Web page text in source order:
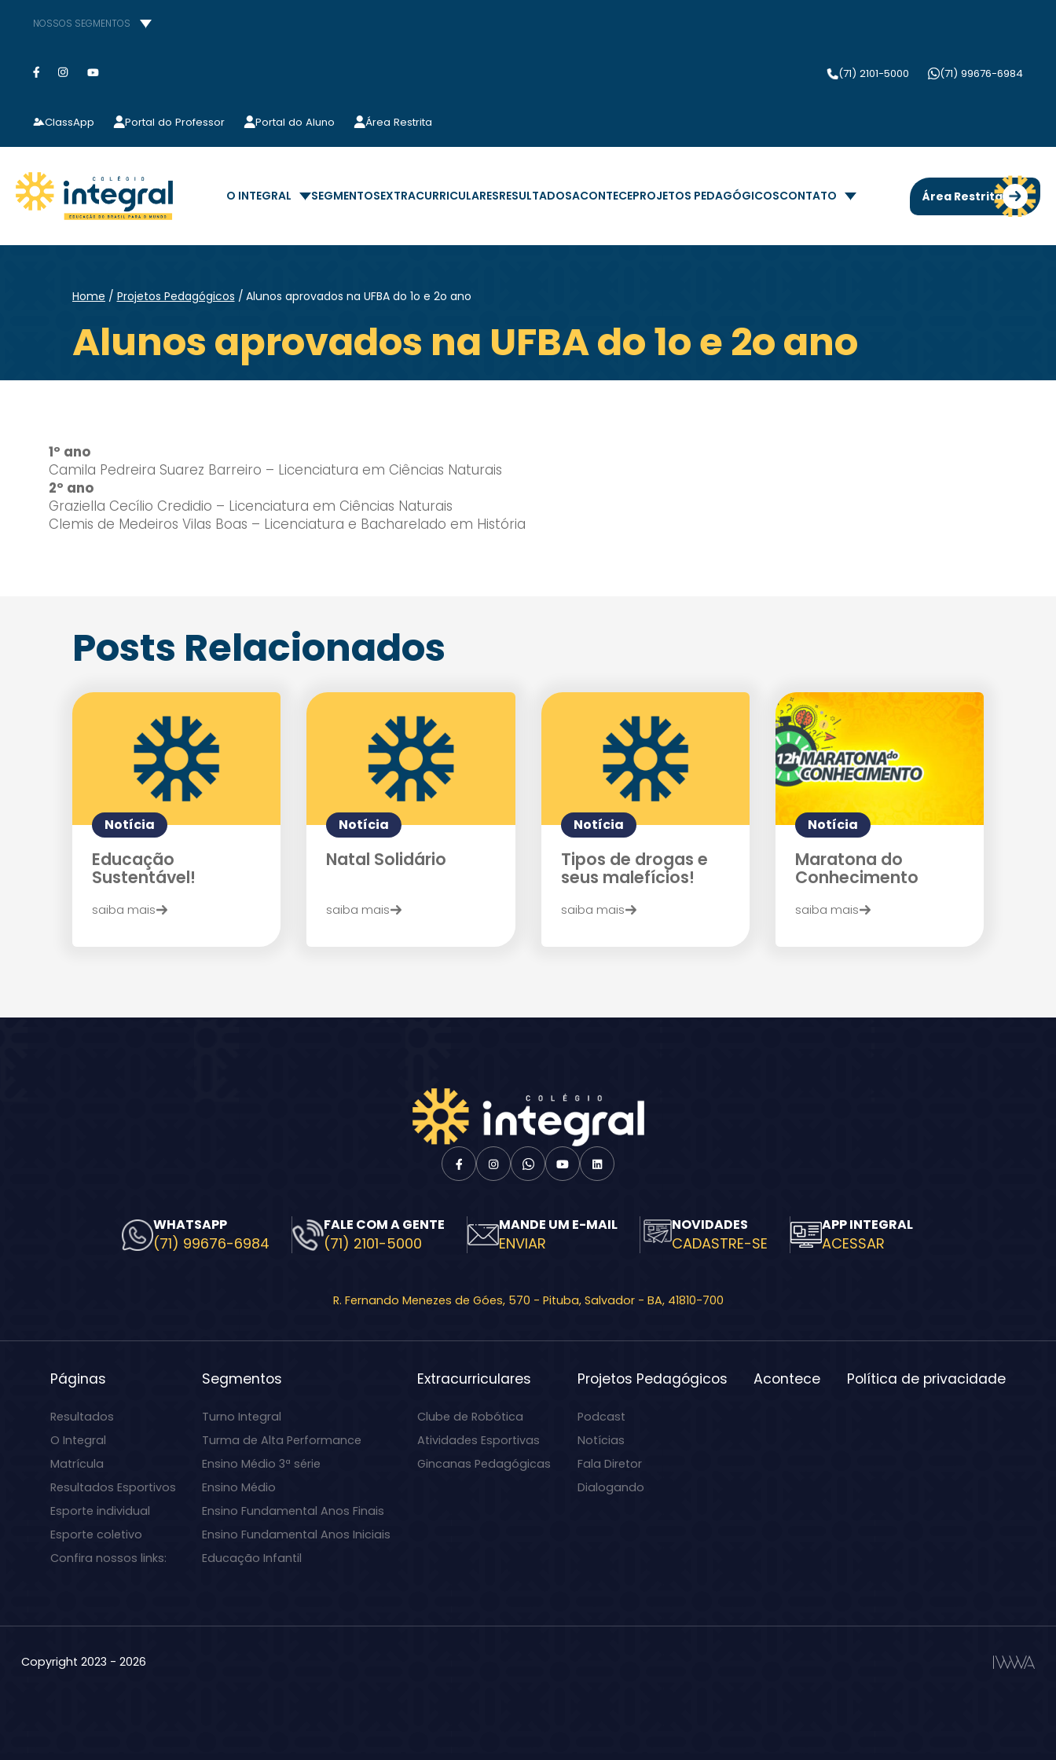
NOSSOS SEGMENTOS
ClassApp Portal do Professor Portal do Aluno Área Restrita
(71) 2101-5000 (71) 99676-6984
O INTEGRAL SEGMENTOSEXTRACURRICULARESRESULTADOSACONTECEPROJETOS PEDAGÓGICOSCONTATO Área Restrita
Home Projetos Pedagógicos Alunos aprovados na UFBA do 1o e 2o ano
Alunos aprovados na UFBA do 1o e 2o ano
1º ano
Camila Pedreira Suarez Barreiro – Licenciatura em Ciências Naturais
2º ano
Graziella Cecílio Credidio – Licenciatura em Ciências Naturais
Clemis de Medeiros Vilas Boas – Licenciatura e Bacharelado em História
Posts Relacionados
Notícia
Educação
Sustentável!
saiba mais
Notícia
Natal Solidário
saiba mais
Notícia
Tipos de drogas e
seus malefícios!
saiba mais
Notícia
Maratona do
Conhecimento
saiba mais
WHATSAPP
(71) 99676-6984
FALE COM A GENTE
(71) 2101-5000
MANDE UM E-MAIL
ENVIAR
NOVIDADES
CADASTRE-SE
APP INTEGRAL
ACESSAR
R. Fernando Menezes de Góes, 570 - Pituba, Salvador - BA, 41810-700
Páginas
Resultados
O Integral
Matrícula
Resultados Esportivos
Esporte individual
Esporte coletivo
Confira nossos links:
Segmentos
Turno Integral
Turma de Alta Performance
Ensino Médio 3ª série
Ensino Médio
Ensino Fundamental Anos Finais
Ensino Fundamental Anos Iniciais
Educação Infantil
Extracurriculares
Clube de Robótica
Atividades Esportivas
Gincanas Pedagógicas
Projetos Pedagógicos
Podcast
Notícias
Fala Diretor
Dialogando
Acontece Política de privacidade
Copyright 2023 - 2026
Agende uma visita
Enviei um E-mail